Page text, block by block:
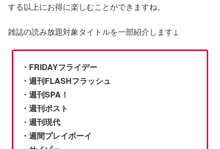
する以上にお得に楽しむことができますね。
雑誌の読み放題対象タイトルを一部紹介します↓
・FRIDAYフライデー
・週刊FLASHフラッシュ
・週刊SPA！
・週刊ポスト
・週刊現代
・週間プレイボーイ